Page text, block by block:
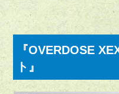
『OVERDOSE
ト』